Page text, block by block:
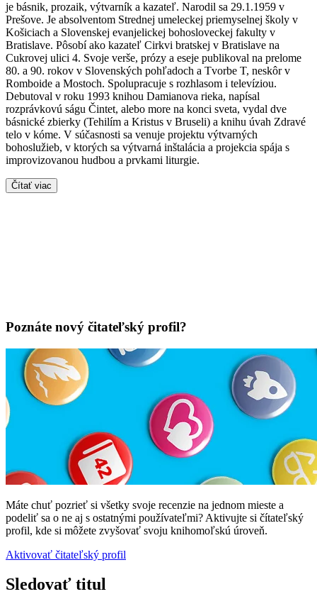
je básnik, prozaik, výtvarník a kazateľ. Narodil sa 29.1.1959 v
Prešove. Je absolventom Strednej umeleckej priemyselnej školy v
Košiciach a Slovenskej evanjelickej bohosloveckej fakulty v
Bratislave. Pôsobí ako kazateľ Cirkvi bratskej v Bratislave na
Cukrovej ulici 4. Svoje verše, prózy a eseje publikoval na prelome
80. a 90. rokov v Slovenských pohľadoch a Tvorbe T, neskôr v
Romboide a Mostoch. Spolupracuje s rozhlasom i televíziou.
Debutoval v roku 1993 knihou Damianova rieka, napísal
rozprávkovú ságu Čintet, alebo more na konci sveta, vydal dve
básnické zbierky (Tehilím a Kristus v Bruseli) a knihu úvah Zdravé
telo v kóme. V súčasnosti sa venuje projektu výtvarných
bohoslužieb, v ktorých sa výtvarná inštalácia a projekcia spája s
improvizovanou hudbou a prvkami liturgie.
Čítať viac
Poznáte nový čitateľský profil?
Máte chuť pozrieť si všetky svoje recenzie na jednom mieste a
podeliť sa o ne aj s ostatnými používateľmi? Aktivujte si čítateľský
profil, kde si môžete zvyšovať svoju knihomoľskú úroveň.
Aktivovať čitateľský profil
Sledovať titul